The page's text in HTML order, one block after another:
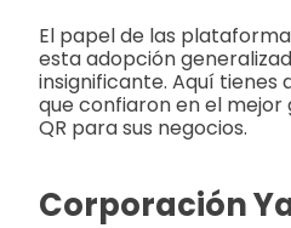
El papel de las
esta adopción
insignificante. Aquí tienes
que confiaron en el
QR para sus negocios.
Corporación